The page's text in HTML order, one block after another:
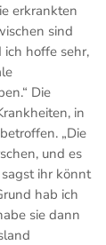
erkrankten
sind
hoffe sehr,
Die
in
„Die
und es
ihr könnt
hab ich
sie dann